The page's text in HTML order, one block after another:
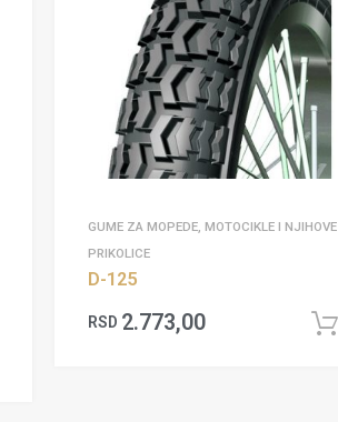
GUME ZA MOPEDE, MOTOCIKLE I NJIHOVE
PRIKOLICE
D-125
RSD 2.773,00